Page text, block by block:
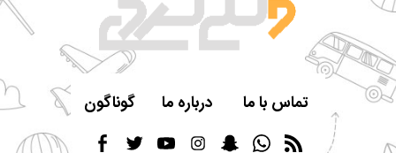
تماس با ما درباره ما گوناگون